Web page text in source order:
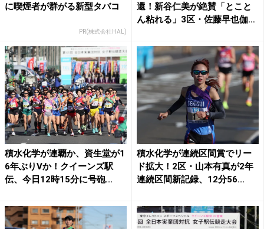
に喫煙者が群がる新型タバコ
PR(株式会社HAL)
還！新谷仁美が絶賛「とこと
ん粘れる」3区・佐藤早也伽
積水化学が連覇か、資生堂が1
6年ぶりVか！クイーンズ駅
伝、今日12時15分に号砲...
積水化学が連続区間賞でリー
ド拡大！2区・山本有真が2年
連続区間新記録、12分56...